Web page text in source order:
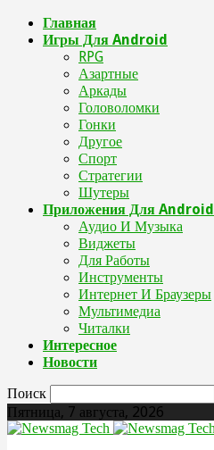
Главная
Игры Для Android
RPG
Азартные
Аркады
Головоломки
Гонки
Другое
Спорт
Стратегии
Шутеры
Приложения Для Android
Аудио И Музыка
Виджеты
Для Работы
Инструменты
Интернет И Браузеры
Мультимедиа
Читалки
Интересное
Новости
Поиск
Пятница, 7 августа, 2026